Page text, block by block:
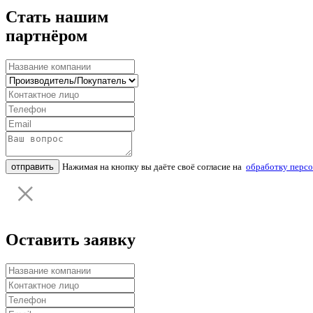
Стать нашим
партнёром
отправить Нажимая на кнопку вы даёте своё согласие на обработку
Оставить заявку